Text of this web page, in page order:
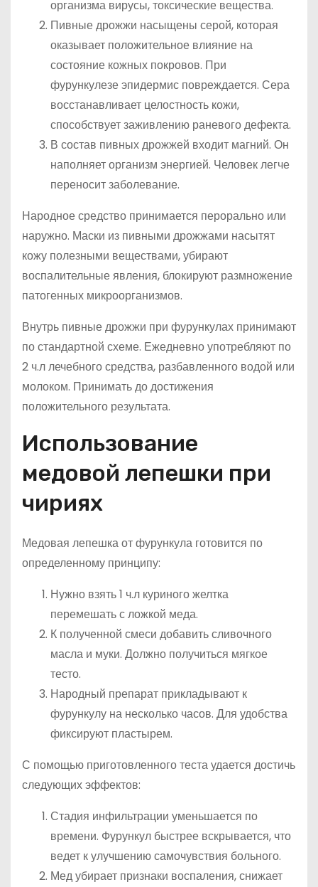
организма вирусы, токсические вещества.
Пивные дрожжи насыщены серой, которая
оказывает положительное влияние на
состояние кожных покровов. При
фурункулезе эпидермис повреждается. Сера
восстанавливает целостность кожи,
способствует заживлению раневого дефекта.
В состав пивных дрожжей входит магний. Он
наполняет организм энергией. Человек легче
переносит заболевание.
Народное средство принимается перорально или
наружно. Маски из пивными дрожжами насытят
кожу полезными веществами, убирают
воспалительные явления, блокируют размножение
патогенных микроорганизмов.
Внутрь пивные дрожжи при фурункулах принимают
по стандартной схеме. Ежедневно употребляют по
2 ч.л лечебного средства, разбавленного водой или
молоком. Принимать до достижения
положительного результата.
Использование
медовой лепешки при
чириях
Медовая лепешка от фурункула готовится по
определенному принципу:
Нужно взять 1 ч.л куриного желтка
перемешать с ложкой меда.
К полученной смеси добавить сливочного
масла и муки. Должно получиться мягкое
тесто.
Народный препарат прикладывают к
фурункулу на несколько часов. Для удобства
фиксируют пластырем.
С помощью приготовленного теста удается достичь
следующих эффектов:
Стадия инфильтрации уменьшается по
времени. Фурункул быстрее вскрывается, что
ведет к улучшению самочувствия больного.
Мед убирает признаки воспаления, снижает